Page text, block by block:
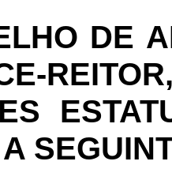
DE